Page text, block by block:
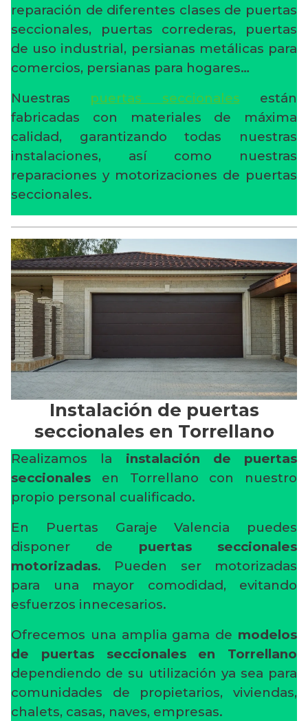
reparación de diferentes clases de puertas
seccionales, puertas correderas, puertas
de uso industrial, persianas metálicas para
comercios, persianas para hogares…
Nuestras puertas seccionales están
fabricadas con materiales de máxima
calidad, garantizando todas nuestras
instalaciones, así como nuestras
reparaciones y motorizaciones de puertas
seccionales.
Instalación de puertas
seccionales en Torrellano
Realizamos la instalación de puertas
seccionales en Torrellano con nuestro
propio personal cualificado.
En Puertas Garaje Valencia puedes
disponer de puertas seccionales
motorizadas. Pueden ser motorizadas
para una mayor comodidad, evitando
esfuerzos innecesarios.
Ofrecemos una amplia gama de modelos
de puertas seccionales en Torrellano
dependiendo de su utilización ya sea para
comunidades de propietarios, viviendas,
chalets, casas, naves, empresas.